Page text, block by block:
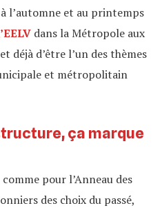
l’automne et au printemps
dans la Métropole aux
déjà d’être l’un des thèmes
et métropolitain
ça marque
pour l’Anneau des
des choix du passé,